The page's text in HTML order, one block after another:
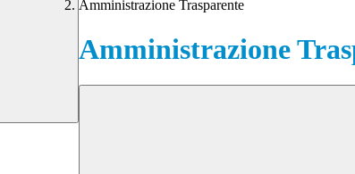
Amministrazione Trasparente
Amministrazione